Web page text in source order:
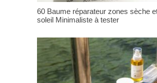
60 Baume réparateur zones sèche
soleil Minimaliste à tester